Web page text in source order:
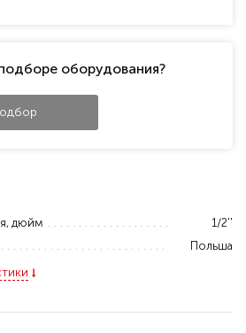
дюйм
1/2''
Польша
оборудования?